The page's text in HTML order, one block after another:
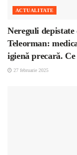
ACTUALITATE
Nereguli depistate
Teleorman:
igienă precară.
27 februarie 2025